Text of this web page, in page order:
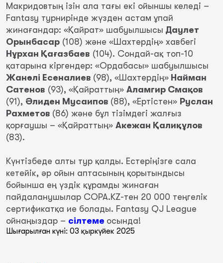
Макридовтың ізін ала тағы екі ойыншы келеді –
Fantasy турнирінде жүзден астам ұпай
жинағандар: «Қайрат» шабуылшысы Даулет
Орынбасар (108) және «Шахтердің» хавбегі
Нұрхан Қағазбаев (104). Сондай-ақ топ-10
қатарына кіргендер: «Ордабасы» шабуылшысы
Жанәлі Есеналиев (98), «Шахтердің» Найман
Сатенов (93), «Қайраттың» Аламгир Смақов
(91), Әлиден Мусаипов (88), «Ертістен» Руслан
Рахметов (86) және бұл тізімдегі жалғыз
қорғаушы – «Қайраттың» Акежан Қалиқұлов
(83).
Күнтізбеде алты тур қалды. Естеріңізге сала
кетейік, әр ойын аптасының қорытындысы
бойынша ең үздік құрамды жинаған
пайдаланушылар COPA.KZ-тен 20 000 теңгелік
сертификатқа ие болады. Fantasy QJ League
ойнаңыздар – сілтеме осында!
Шығарылған күні: 03 қыркүйек 2025